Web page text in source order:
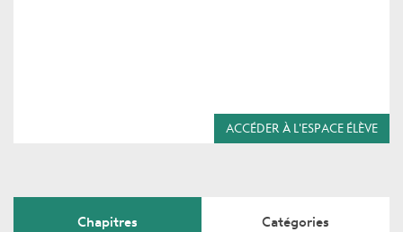
ACCÉDER À L'ESPACE ÉLÈVE
Chapitres Catégories